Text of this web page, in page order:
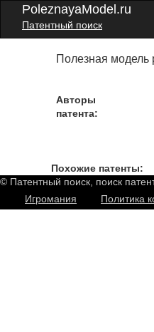
PoleznayaModel.ru
Патентный поиск
Полезная модель
Авторы
патента:
Похожие патенты:
© Патентный поиск, поиск
Игромания
Политика